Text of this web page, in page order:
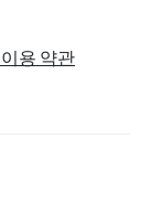
이용 약관